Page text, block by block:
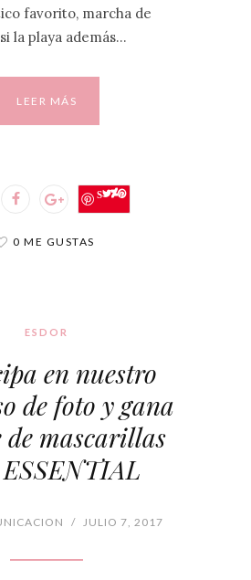
favorito, marcha de
la playa además…
LEER MÁS
Save
0 ME GUSTAS
ESDOR
en nuestro
de foto y gana
de mascarillas
/ JULIO 7, 2017